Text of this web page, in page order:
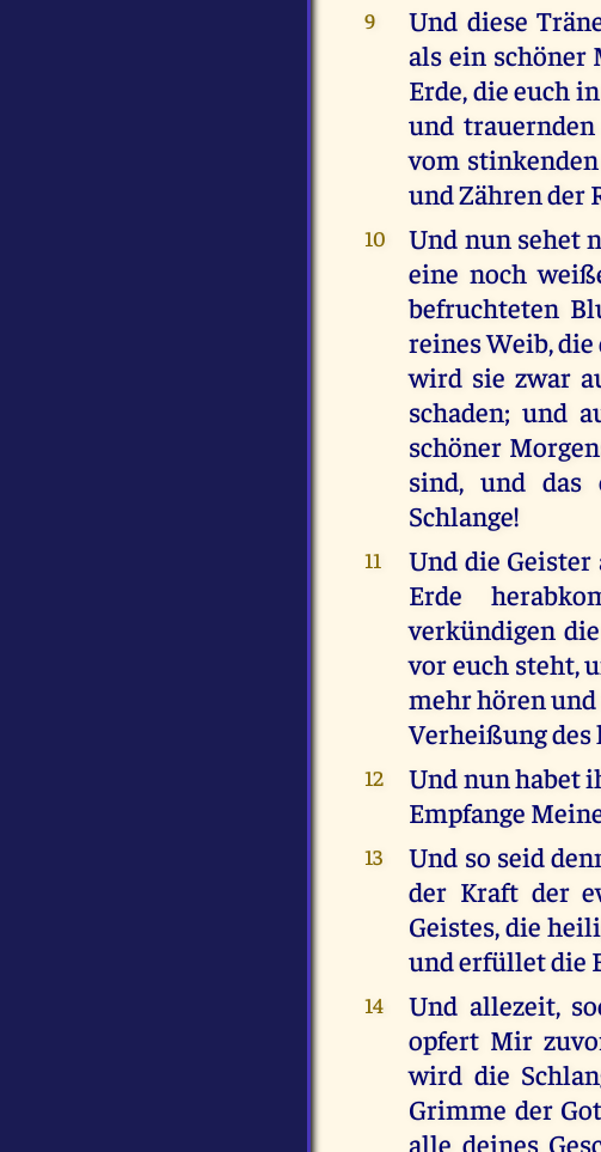
9
Und diese
als ein schöner
Erde, die euch
und
vom
und Zähren der
10
Und nun sehet
eine noch
befruchteten
reines Weib, die
wird sie zwar
schaden; und
schöner
sind, und das
Schlange!
11
Und die
Erde
verkündigen
vor euch steht,
mehr hören
Verheißung des
12
Und nun habet
Empfange
13
Und so seid
der Kraft der
Geistes, die
und erfüllet die
14
Und allezeit,
opfert Mir
wird die
Grimme der
alle deines